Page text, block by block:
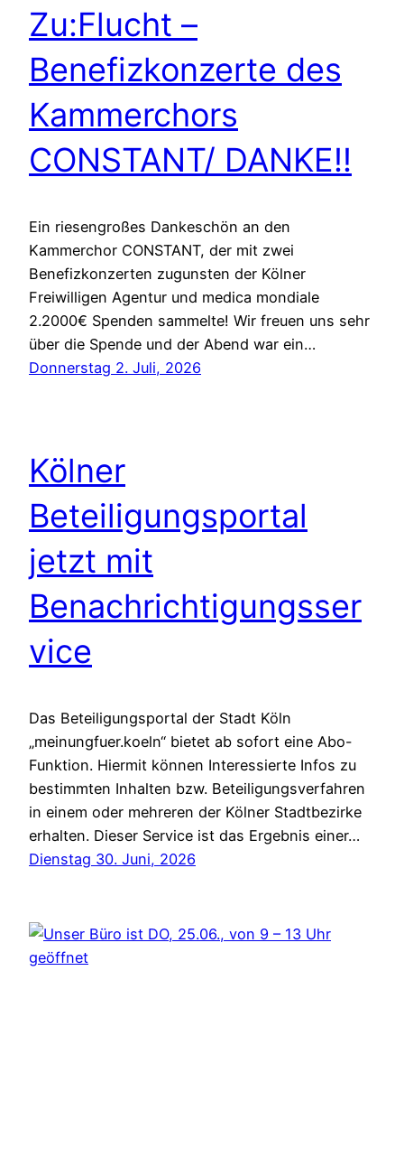
Zu:Flucht –
Benefizkonzerte des
Kammerchors
CONSTANT/ DANKE!!
Ein riesengroßes Dankeschön an den
Kammerchor CONSTANT, der mit zwei
Benefizkonzerten zugunsten der Kölner
Freiwilligen Agentur und medica mondiale
2.2000€ Spenden sammelte! Wir freuen uns sehr
über die Spende und der Abend war ein…
Donnerstag 2. Juli, 2026
Kölner
Beteiligungsportal
jetzt mit
Benachrichtigungsser
vice
Das Beteiligungsportal der Stadt Köln
„meinungfuer.koeln“ bietet ab sofort eine Abo-
Funktion. Hiermit können Interessierte Infos zu
bestimmten Inhalten bzw. Beteiligungsverfahren
in einem oder mehreren der Kölner Stadtbezirke
erhalten. Dieser Service ist das Ergebnis einer…
Dienstag 30. Juni, 2026